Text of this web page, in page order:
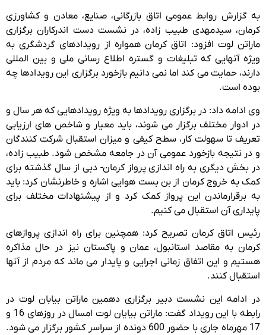
به گزارش روابط عمومی اتاق بازرگانی، صنایع، معادن و کشاورزی
کرمان، سیدمهدی طبیب زاده، در نشست دست اندرکاران برگزاری
ماراتن لوت افزود: اتاق کرمان همواره از رویدادهای گردشگری به
ویژه آنهایی که تبلیغات و گستره اطلاع رسانی ملی و بین المللی
دارند، حمایت می کند اما نمی دانیم بازخورد برگزاری این رویدادها چه
بوده است.
وی ادامه داد: در برگزاری رویدادها به ویژه رویدادهایی که هر سال و
در ادوار مختلف برگزار می شوند، باید معیار و شاخص های ارزیابی
تعریف تا سهولت کار، سطح کیفی و میزان استقبال شرکت کنندگان
و در نتیجه بازخورد عمومی آن در جامعه مشخص شود. طبیب زاده،
در بخش دیگری به راه اندازی پرواز کرمان- دبی از سال گذشته برای
کمک به خروج کرمان از بن بست هوایی اشاره و خاطرنشان کرد: باید
به برقرارماندن این پرواز کمک کرد و از پیشنهادات مختلف برای
پایداری آن استقبال می کنیم.
رئیس اتاق کرمان تصریح کرد: همچنین برای راه اندازی پروازهای
کرمان به مقاصد استانبول، عمان و پاکستان نیز در حال مذاکره
هستیم و این اتفاق زمانی اجرایی و پایدار می ماند که مردم از آنها
استقبال کنند.
در ادامه این نشست دبیر برگزاری دهمین ماراتن بیابان لوت در
رابطه با این رویداد گفت: ماراتن بیایان لوت امسال در روزهای 16 و
17 مهرماه جاری با حضور 600 دونده از سراسر کشور برگزار می شود.